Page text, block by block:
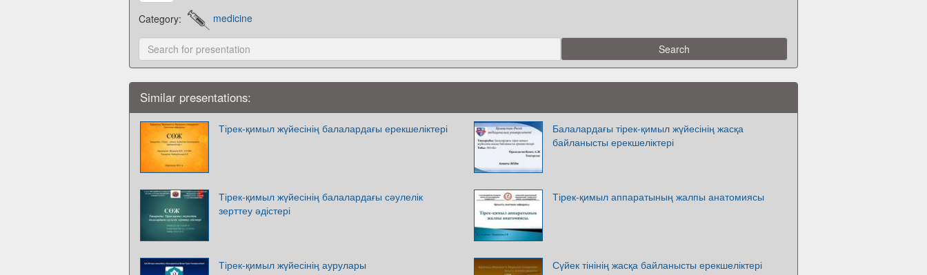
Category: medicine
Similar presentations:
Тірек-қимыл жүйесінің балалардағы ерекшеліктері
Балалардағы тірек-қимыл жүйесінің жасқа
байланысты ерекшеліктері
Тірек-қимыл жүйесінің балалардағы сәулелік
зерттеу әдістері
Тірек-қимыл аппаратының жалпы анатомиясы
Тірек-қимыл жүйесінің аурулары Сүйек тінінің жасқа байланысты ерекшеліктері